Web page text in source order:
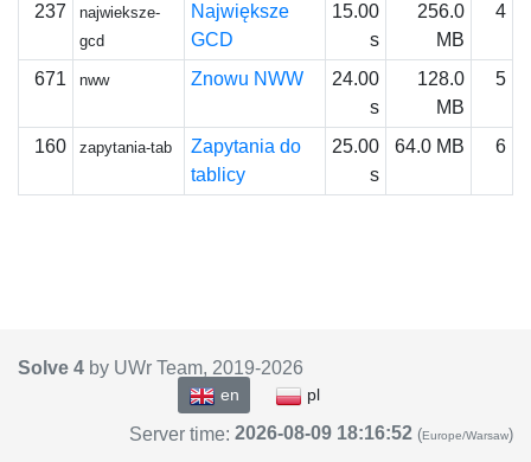
237
najwieksze-
gcd
Największe
GCD
15.00
s
256.0
MB
4
671 nww Znowu NWW
24.00
s
128.0
MB
5
160 zapytania-tab
Zapytania do
tablicy
25.00
s
64.0 MB 6
Solve 4 by UWr Team, 2019-2026
en pl
Server time: 2026-08-09 18:16:52 (Europe/Warsaw)